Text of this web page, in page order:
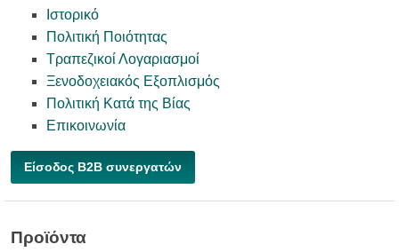
Ιστορικό
Πολιτική Ποιότητας
Τραπεζικοί Λογαριασμοί
Ξενοδοχειακός Εξοπλισμός
Πολιτική Κατά της Βίας
Επικοινωνία
Είσοδος B2B συνεργατών
Προϊόντα